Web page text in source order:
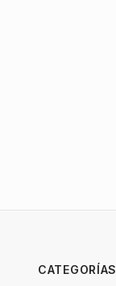
CATEGORÍAS